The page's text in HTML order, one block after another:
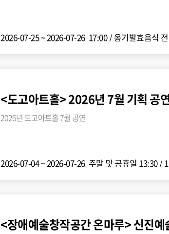
2026-07-25 ~ 2026-07-26 17:00/옹기발효음식
<도고아트홀> 2026년 7월 기획 공
2026년 도고아트홀 7월 공연
2026-07-04 ~ 2026-07-26 주말 및 공휴일 13:30 /